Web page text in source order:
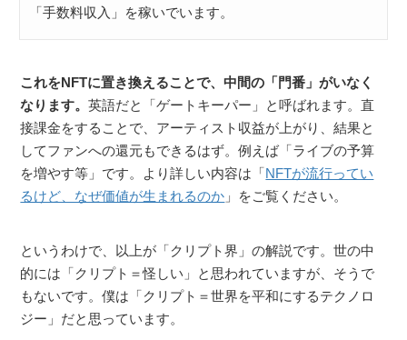
「手数料収入」を稼いでいます。
これをNFTに置き換えることで、中間の「門番」がいなく
なります。英語だと「ゲートキーパー」と呼ばれます。直
接課金をすることで、アーティスト収益が上がり、結果と
してファンへの還元もできるはず。例えば「ライブの予算
を増やす等」です。より詳しい内容は「NFTが流行ってい
るけど、なぜ価値が生まれるのか 」をご覧ください。
というわけで、以上が「クリプト界」の解説です。世の中
的には「クリプト＝怪しい」と思われていますが、そうで
もないです。僕は「クリプト＝世界を平和にするテクノロ
ジー」だと思っています。